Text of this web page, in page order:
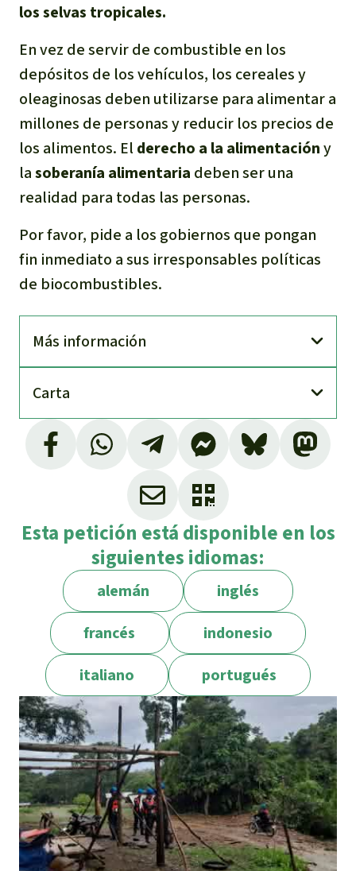
los selvas tropicales.
En vez de servir de combustible en los
depósitos de los vehículos, los cereales y
oleaginosas deben utilizarse para alimentar a
millones de personas y reducir los precios de
los alimentos. El derecho a la alimentacióny
lasoberanía alimentaria deben ser una
realidad para todas las personas.
Por favor, pide a los gobiernos que pongan
fin inmediato a sus irresponsables políticas
de biocombustibles.
Más información
Carta
Por ejemplo, en Alemania, una quinta parte
de la tierra cultivable.
Esta petición está disponible en los
siguientes idiomas:
alemán
inglés
francés
indonesio
italiano
portugués